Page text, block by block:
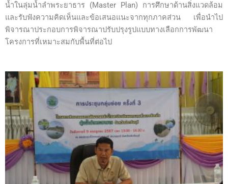
น้ำในลุ่มน้ำลำพระยาธาร (Master Plan) การศึกษาด้านสิ่งแวดล้อม
และรับฟังความคิดเห็นและข้อเสนอแนะจากทุกภาคส่วน เพื่อนำไป
พิจารณาประกอบการพิจารณาปรับปรุงรูปแบบทางเลือกการพัฒนา
โครงการที่เหมาะสมกับพื้นที่ต่อไป